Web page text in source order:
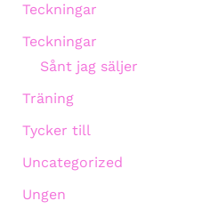
Teckningar
Teckningar
Sånt jag säljer
Träning
Tycker till
Uncategorized
Ungen